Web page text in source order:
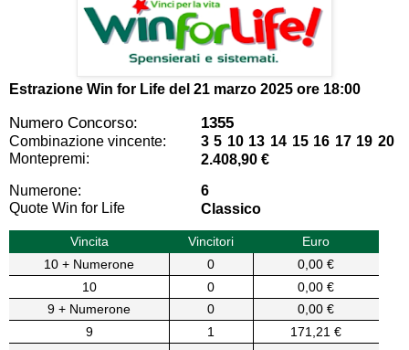
Estrazione Win for Life del 21 marzo 2025 ore 18:00
Numero Concorso: 1355
Combinazione vincente:
3 5 10 13 14 15 16 17 19 20
Montepremi:
2.408,90 €
Numerone:
6
Quote Win for Life
Classico
Vincita Vincitori
Euro
10 + Numerone
0
0,00 €
10
0
0,00 €
9 + Numerone
0
0,00 €
9
1
171,21 €